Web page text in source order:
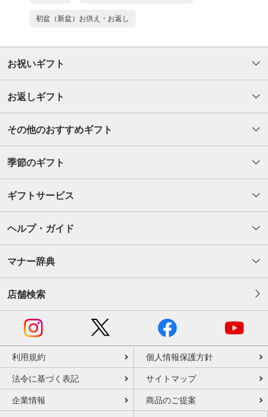
初盆（新盆）お供え・お返し
お祝いギフト
お返しギフト
その他のおすすめギフト
季節のギフト
ギフトサービス
ヘルプ・ガイド
マナー辞典
店舗検索
利用規約 個人情報保護方針
法令に基づく表記 サイトマップ
企業情報 商品のご提案